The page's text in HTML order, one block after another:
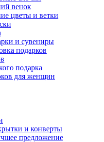
венок
цветы и ветки
и сувениры
подарков
подарка
для женщин
и конверты
предложение